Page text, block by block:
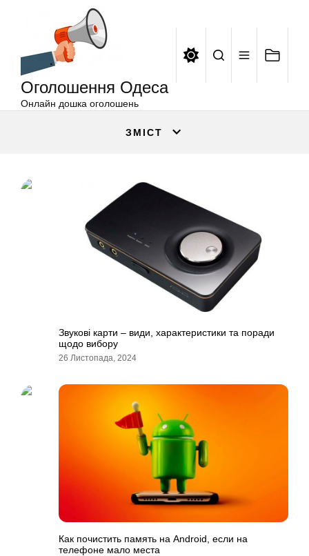
Оголошення Одеса
Онлайн дошка оголошень
ЗМІСТ
Звукові карти – види, характеристики та поради
щодо вибору
26 Листопада, 2024
Как почистить память на Android, если на
телефоне мало места